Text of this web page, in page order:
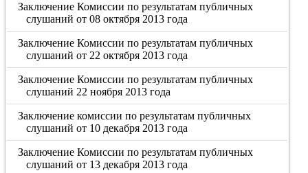
Заключение Комиссии по результатам публичных
слушаний от 08 октября 2013 года
Заключение Комиссии по результатам публичных
слушаний от 22 октября 2013 года
Заключение Комиссии по результатам публичных
слушаний 22 ноября 2013 года
Заключение комиссии по результатам публичных
слушаний от 10 декабря 2013 года
Заключение Комиссии по результатам публичных
слушаний от 13 декабря 2013 года